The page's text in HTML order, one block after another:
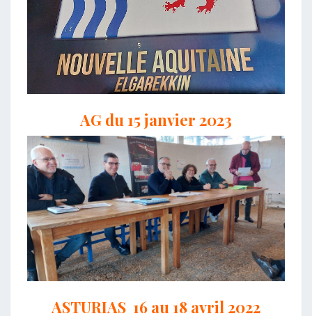
AG du 15 janvier 2023
ASTURIAS 16 au 18 avril 2022